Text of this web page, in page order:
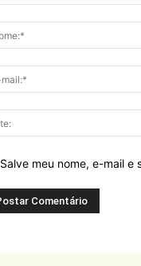
Salve meu nome, e-mail